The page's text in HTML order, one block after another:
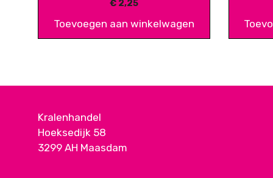
€2,25
Toevoegen aan winkelwagen
Kralenhandel
Hoeksedijk 58
3299 AH Maasdam